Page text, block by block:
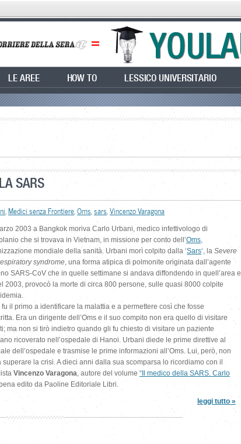
LE AREE HOW TO LESSICO UNIVERSITARIO
SARS
Medici senza Frontiere Oms sars Vincenzo Varagona
2003 a Bangkok moriva Carlo Urbani, medico infettivologo di
che si trovava in Vietnam, in missione per conto dell’Oms,
mondiale della sanità. Urbani morì colpito dalla ‘Sars‘, la Severe
syndrome, una forma atipica di polmonite originata dall’agente
SARS-CoV che in quelle settimane si andava diffondendo in quell’area e
2003, provocò la morte di circa 800 persone, sulle quasi 8000 colpite
fu il primo a identificare la malattia e a permettere così che fosse
Era un dirigente dell’Oms e il suo compito non era quello di visitare
ma non si tirò indietro quando gli fu chiesto di visitare un paziente
ricoverato nell’ospedale di Hanoi. Urbani diede le prime direttive al
dell’ospedale e trasmise le prime informazioni all’Oms. Lui, però, non
superare la crisi. A dieci anni dalla sua scomparsa lo ricordiamo con il
Vincenzo Varagona, autore del volume “Il medico della SARS. Carlo
edito da Paoline Editoriale Libri.
leggi tutto »